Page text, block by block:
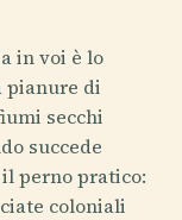
in voi è lo
pianure di
secchi
succede
perno pratico:
coloniali